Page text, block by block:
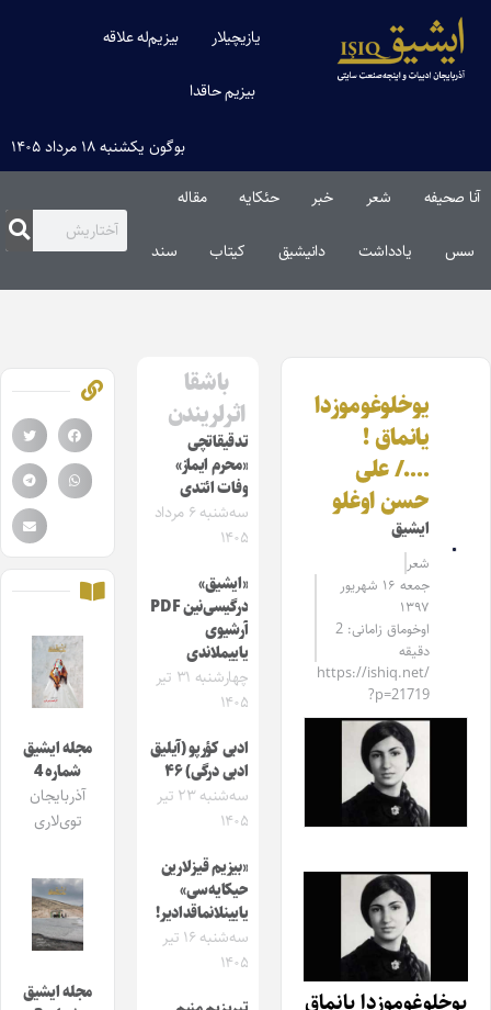
یازیچیلار بیزیم‌له علاقه
بیزیم حاقدا
بوگون یکشنبه ۱۸ مرداد ۱۴۰۵
آنا صحیفه شعر خبر حئکایه مقاله‌
سس یادداشت دانیشیق کیتاب سند
یوخلوغوموزدا
یانماق !
…./ علی
حسن اوغلو
ایشیق
شعر
جمعه ۱۶ شهریور
۱۳۹۷
اوخوماق زامانی: 2
دقیقه
https://ishiq.net/
?p=21719
یوخلوغوموزدا یانماق
باشقا
اثرلریندن
تدقیقاتچی
«محرم ایماز»
وفات ائتدی
سه‌شنبه ۶ مرداد
۱۴۰۵
«ایشیق»
درگیسی‌نین PDF
آرشیوی
یاییملاندی
چهارشنبه ۳۱ تیر
۱۴۰۵
ادبی کؤرپو (آیلیق
ادبی درگی) ۴۶
سه‌شنبه ۲۳ تیر
۱۴۰۵
«بیزیم قیزلارین
حیکایه‌سی»
یایینلانماقدادیر!
سه‌شنبه ۱۶ تیر
۱۴۰۵
مجله ایشیق
شماره 4
آذربایجان
توی‌لاری
مجله ایشیق